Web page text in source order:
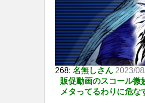
268: 名無しさん 2023/
販促動画のスコール微
メタってるわりに危な